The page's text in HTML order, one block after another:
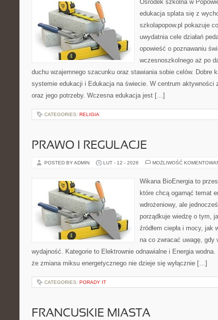
Ośrodek szkolna w
edukacja splata się z
szkolapopow.pl pokazuje
uwydatnia cele działań
opowieść o poznawaniu
wczesnoszkolnego aż po
duchu wzajemnego szacunku oraz stawiania sobie celów. Dobre
systemie edukacji i Edukacja na świecie. W centrum aktywności
oraz jego potrzeby. Wczesna edukacja jest […]
CATEGORIES: RELIGIA
PRAWO I REGULACJE
POSTED BY ADMIN LUT - 12 - 2026 MOŻLIWOŚĆ
Wikana BioEnergia to
które chcą ogarnąć temat
wdrożeniowy, ale
porządkuje wiedzę o tym,
źródłem ciepła i mocy, jak
na co zwracać uwagę, gdy
wydajność. Kategorie to Elektrownie odnawialne i Energia
że zmiana miksu energetycznego nie dzieje się wyłącznie […]
CATEGORIES: PORADY IT
FRANCUSKIE MIASTA